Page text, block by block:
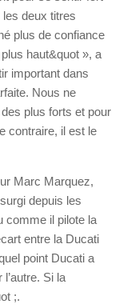
deux titres
plus de confiance
haut&quot », a
important dans
Nous ne
plus forts et pour
contraire, il est le
Marc Marquez,
depuis les
comme il pilote la
entre la Ducati
point Ducati a
Si la
;.